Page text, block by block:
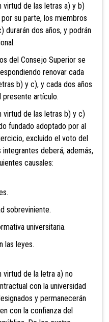
de las letras a) y b)
su parte, los miembros
durarán dos años, y podrán
del Consejo Superior se
renovar cada
b) y c), y cada dos años
presente artículo.
de las letras b) y c)
fundado adoptado por al
excluido el voto del
deberá, además,
causales:
sobreviniente.
universitaria.
las leyes.
de la letra a) no
con la universidad
y permanecerán
con la confianza del